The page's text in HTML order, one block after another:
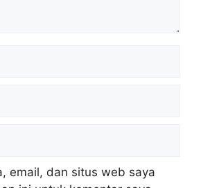
email, dan situs web saya